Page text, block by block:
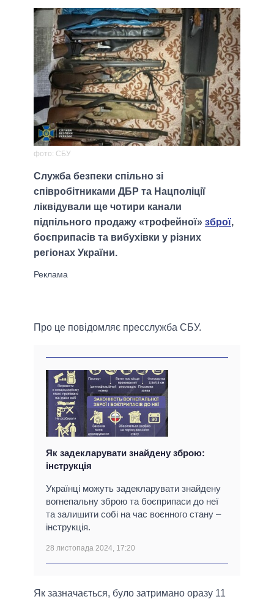
фото: СБУ
Служба безпеки спільно зі
співробітниками ДБР та Нацполіції
ліквідували ще чотири канали
підпільного продажу «трофейної» зброї,
боєприпасів та вибухівки у різних
регіонах України.
Про це повідомляє пресслужба СБУ.
Як задекларувати знайдену зброю:
інструкція
Українці можуть задекларувати знайдену
вогнепальну зброю та боєприпаси до неї
та залишити собі на час воєнного стану –
інструкція.
28 листопада 2024, 17:20
Як зазначається, було затримано оразу 11